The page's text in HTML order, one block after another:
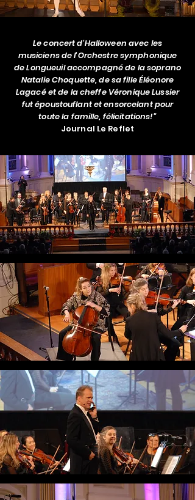
Le concert d'Halloween avec les
musiciens de l'Orchestre symphonique
de Longueuil accompagné de la soprano
Natalie Choquette, de sa fille Éléonore
Lagacé et de la cheffe Véronique Lussier
fut époustouflant et ensorcelant pour
toute la famille, félicitations!"
Journal Le Reflet